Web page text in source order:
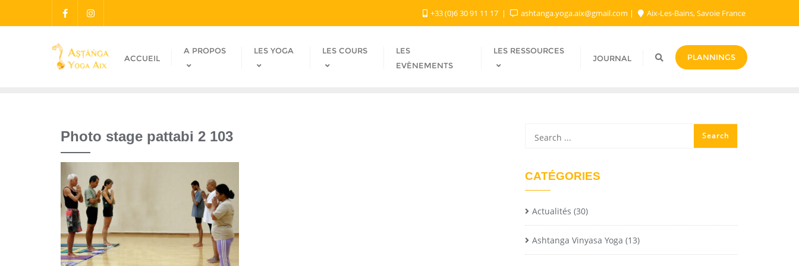
+33 (0)6 30 91 11 17 ashtanga.yoga.aix@gmail.com​ Aix-Les-Bains, Savoie France
ACCUEIL
A PROPOS LES YOGA LES COURS
LES
EVÈNEMENTS
LES RESSOURCES
JOURNAL PLANNINGS
Photo stage pattabi 2 103
CATÉGORIES
Actualités (30)
Ashtanga Vinyasa Yoga (13)